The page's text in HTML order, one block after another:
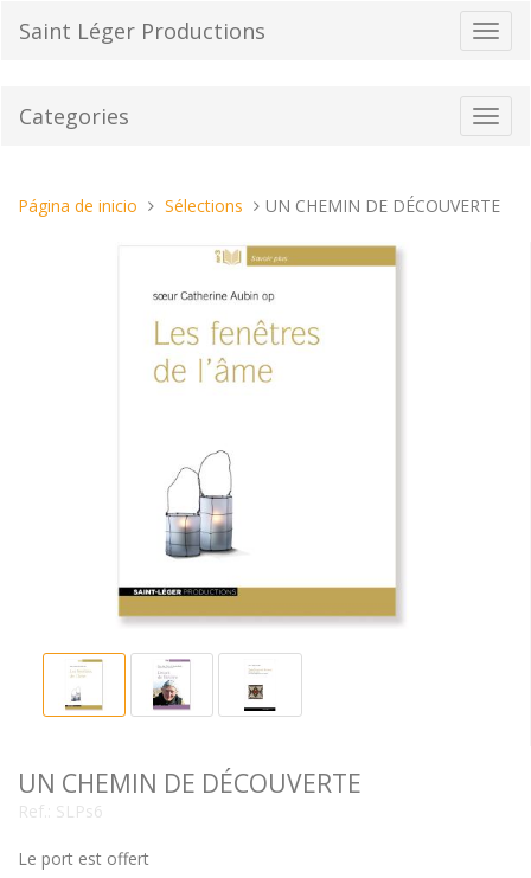
el
de
Saint Léger Productions
Categories
Estas
Página de inicio Sélections UN CHEMIN DE DÉCOUVERTE
UN CHEMIN DE DÉCOUVERTE
Ref.: SLPs6
Le port est offert